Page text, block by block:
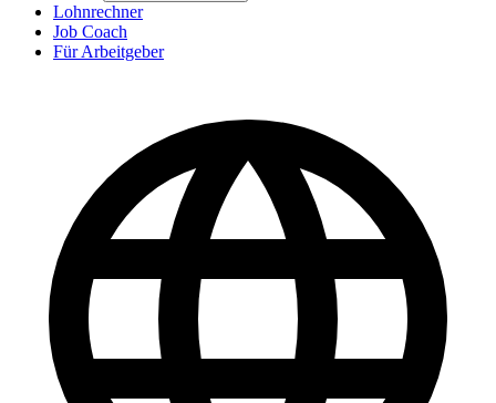
Lohnrechner
Job Coach
Für Arbeitgeber